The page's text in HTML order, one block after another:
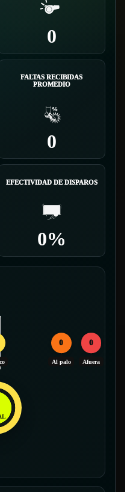
0
FALTAS RECIBIDAS
PROMEDIO
0
EFECTIVIDAD DE DISPAROS
0%
0
Al palo
0
Afuera